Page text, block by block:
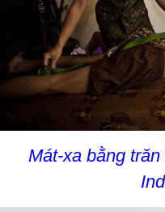
Mát-xa bằng